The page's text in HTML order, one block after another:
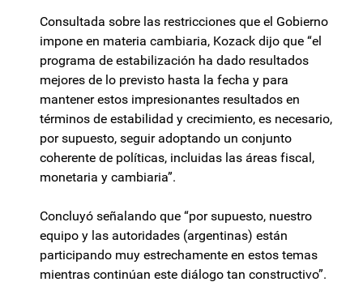
Consultada sobre las restricciones que el Gobierno
impone en materia cambiaria, Kozack dijo que “el
programa de estabilización ha dado resultados
mejores de lo previsto hasta la fecha y para
mantener estos impresionantes resultados en
términos de estabilidad y crecimiento, es necesario,
por supuesto, seguir adoptando un conjunto
coherente de políticas, incluidas las áreas fiscal,
monetaria y cambiaria”.
Concluyó señalando que “por supuesto, nuestro
equipo y las autoridades (argentinas) están
participando muy estrechamente en estos temas
mientras continúan este diálogo tan constructivo”.